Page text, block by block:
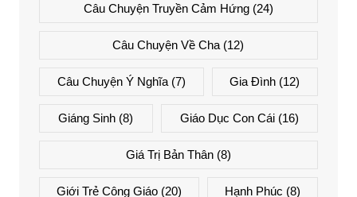
Câu Chuyện Truyền Cảm Hứng(24)
Câu Chuyện Về Cha (12)
Câu Chuyện Ý Nghĩa(7) Gia Đình (12)
Giáng Sinh (8) Giáo Dục Con Cái(16)
Giá Trị Bản Thân(8)
Giới Trẻ Công Giáo(20) Hạnh Phúc (8)